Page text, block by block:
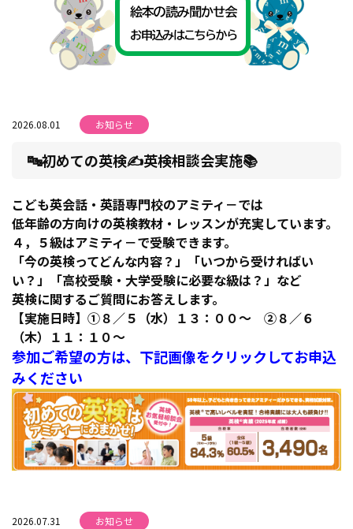
2026.08.01 お知らせ
🔤初めての英検✍英検相談会実施📚
こども英会話・英語専門校のアミティ－では
低年齢の方向けの英検教材・レッスンが充実しています。
４，５級はアミティ－で受験できます。
「今の英検ってどんな内容？」「いつから受ければい
い？」「高校受験・大学受験に必要な級は？」など
英検に関するご質問にお答えします。
【実施日時】①８／５（水）１３：００～ ②８／６
（木）１１：１０～
参加ご希望の方は、下記画像をクリックしてお申込
みください
2026.07.31 お知らせ